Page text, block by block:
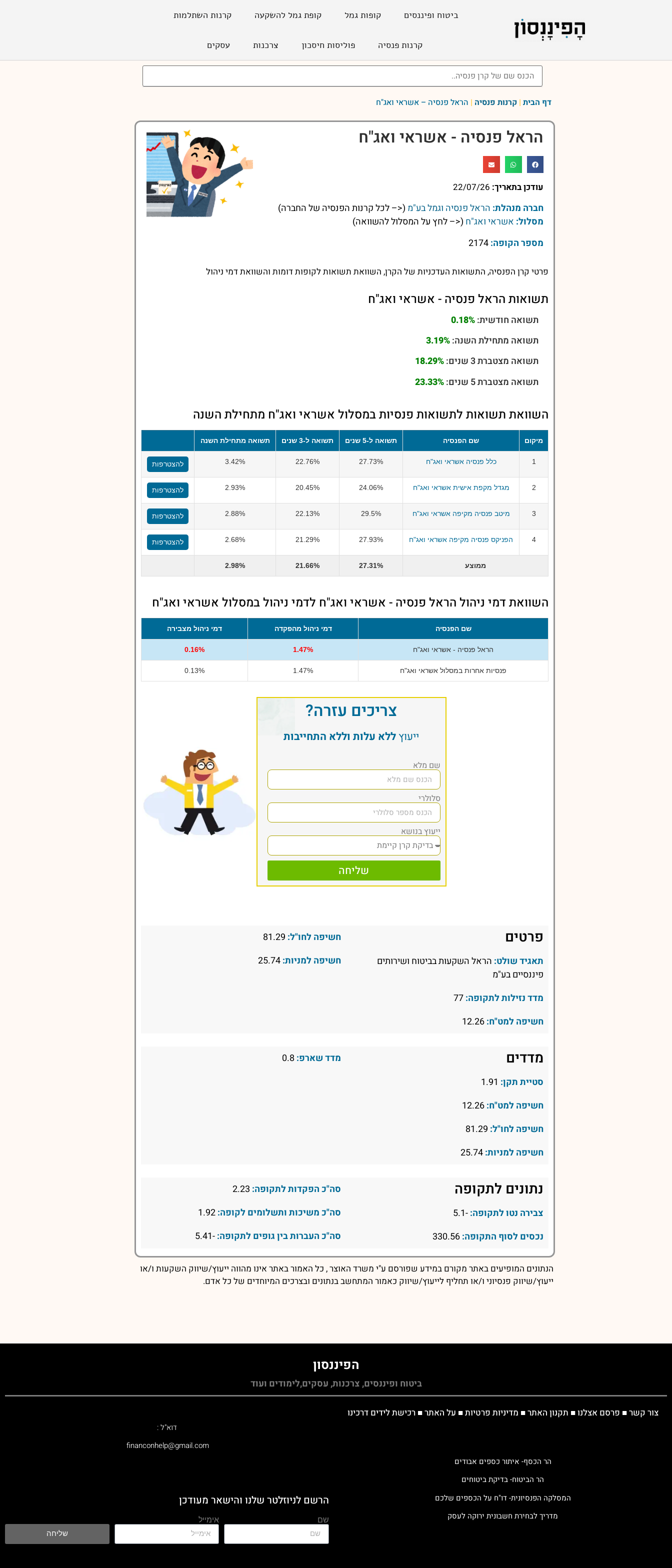
ביטוח ופיננסים קופות גמל קופת גמל להשקעה קרנות השתלמות
קרנות פנסיה פוליסות חיסכון צרכנות עסקים
דף הבית | קרנות פנסיה | הראל פנסיה – אשראי ואג"ח
הראל פנסיה - אשראי ואג"ח
עודכן בתאריך: 22/07/26
חברה מנהלת: הראל פנסיה וגמל בע"מ (<– לכל קרנות הפנסיה של החברה)
מסלול: אשראי ואג"ח (<– לחץ על המסלול להשוואה)
מספר הקופה:
פרטי קרן הפנסיה, התשואות העדכניות של הקרן, השוואת תשואות לקופות דומות והשוואת דמי ניהול
תשואות הראל פנסיה - אשראי ואג"ח
תשואה חודשית:0.18%
תשואה מתחילת השנה:3.19%
תשואה מצטברת 3 שנים:
18.29%
תשואה מצטברת 5 שנים:
23.33%
השוואת תשואות לתשואות פנסיות במסלול אשראי ואג"ח מתחילת השנה
מיקום שם הפנסיה תשואה ל-5 שנים תשואה ל-3 שנים תשואה מתחילת השנה
1 כלל פנסיה אשראי ואג"ח 27.73%
22.76%
3.42% להצטרפות
2 מגדל מקפת אישית אשראי ואג"ח 24.06%
20.45%
2.93% להצטרפות
3 מיטב פנסיה מקיפה אשראי ואג"ח 29.5%
22.13%
2.88% להצטרפות
4 הפניקס פנסיה מקיפה אשראי ואג"ח 27.93%
21.29%
2.68% להצטרפות
ממוצע 27.31%
21.66%
2.98%
השוואת דמי ניהול הראל פנסיה - אשראי ואג"ח לדמי ניהול במסלול אשראי ואג"ח
שם הפנסיה דמי ניהול מהפקדה דמי ניהול מצבירה
הראל פנסיה - אשראי ואג"ח 1.47%
0.16%
פנסיות אחרות במסלול אשראי ואג"ח 1.47%
0.13%
צריכים עזרה?
ייעוץללא עלות וללא התחייבות
שם מלא
סלולרי
ייעוץ בנושא
שליחה
פרטים
תאגיד שולט: הראל השקעות בביטוח ושירותים
פיננסיים בע"מ
מדד נזילות לתקופה:
חשיפה למט"ח:
חשיפה לחו"ל:
חשיפה למניות:25.74
מדדים
סטיית תקן:
חשיפה למט"ח:
חשיפה לחו"ל:
חשיפה למניות:
מדד שארפ:
נתונים לתקופה
צבירה נטו לתקופה:-5.1
נכסים לסוף התקופה:
סה"כ הפקדות לתקופה:
סה"כ משיכות ותשלומים לקופה:1.92
סה"כ העברות בין גופים לתקופה:-5.41
הנתונים המופיעים באתר מקורם במידע שפורסם ע"י משרד האוצר , כל האמור באתר אינו מהווה ייעוץ/שיווק השקעות ו/או
ייעוץ/שיווק פנסיוני ו/או תחליף לייעוץ/שיווק כאמור המתחשב בנתונים ובצרכים המיוחדים של כל אדם.
הפיננסון
ביטוח ופיננסים, צרכנות, עסקים,לימודים ועוד
צור קשר■ פרסם אצלנו■ תקנון האתר■ מדיניות פרטיות■ על האתר■רכישת לידים דרכינו
הר הכסף- איתור כספים אבודים
הר הביטוח- בדיקת ביטוחים
המסלקה הפנסיונית- דו"ח על הכספים שלכם
מדריך לבחירת חשבונית ירוקה לעסק
דוא"ל :
‫financonhelp@gmail.com‬
הרשם לניוזלטר שלנו והישאר מעודכן
שם אימייל
שליחה